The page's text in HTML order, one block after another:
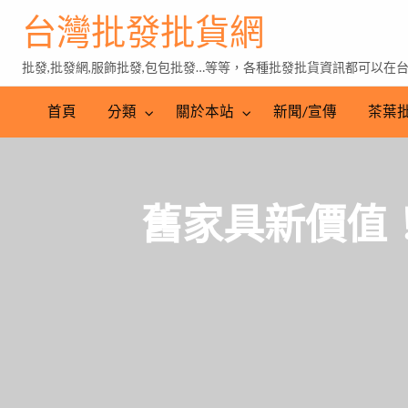
茶
發
台灣批發批貨網
批發,批發網,服飾批發,包包批發…等等，各種批發批貨資訊都可以在
首頁 分類 關於本站 新聞/宣傳 茶葉
舊家具新價值